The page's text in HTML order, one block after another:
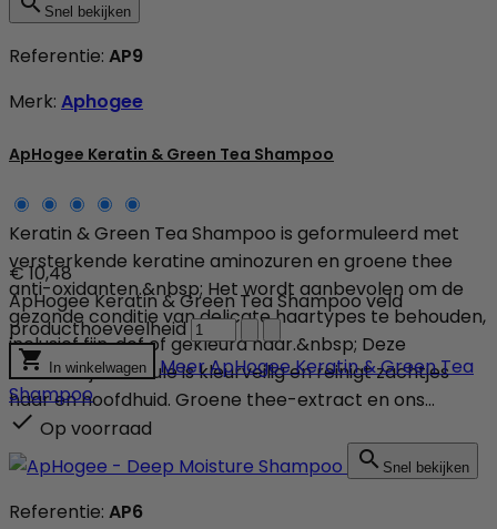
Snel bekijken
Referentie: AP9
Merk: Aphogee
ApHogee Keratin & Green Tea Shampoo
Keratin & Green Tea Shampoo is geformuleerd met
versterkende keratine aminozuren en groene thee
anti-oxidanten.&nbsp; Het wordt aanbevolen om de
gezonde conditie van delicate haartypes te behouden,
inclusief fijn, dof of gekleurd haar.&nbsp; Deze
sulfaatvrije formule is kleurveilig en reinigt zachtjes
haar en hoofdhuid. Groene thee-extract en ons...
€ 10,48
ApHogee Keratin & Green Tea Shampoo veld
producthoeveelheid
 In winkelwagen MeerApHogee Keratin & Green Tea
Shampoo
 Op voorraad
 Snel bekijken
Referentie: AP6